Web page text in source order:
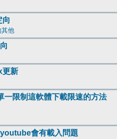
向
其他
更新
一限制這軟體下載限速的方法
會有載入問題